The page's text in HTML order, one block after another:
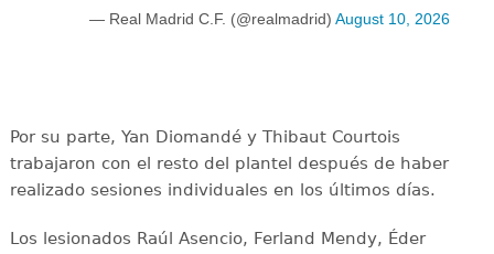
— Real Madrid C.F. (@realmadrid) August 10, 2026
Por su parte, Yan Diomandé y Thibaut Courtois
trabajaron con el resto del plantel después de haber
realizado sesiones individuales en los últimos días.
Los lesionados Raúl Asencio, Ferland Mendy, Éder